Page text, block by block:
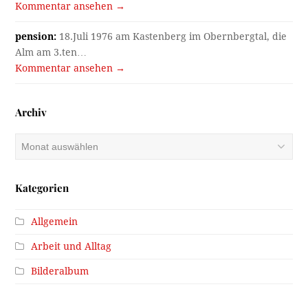
Kommentar ansehen →
pension: 18.Juli 1976 am Kastenberg im Obernbergtal, die
Alm am 3.ten…
Kommentar ansehen →
Archiv
Kategorien
Allgemein
Arbeit und Alltag
Bilderalbum